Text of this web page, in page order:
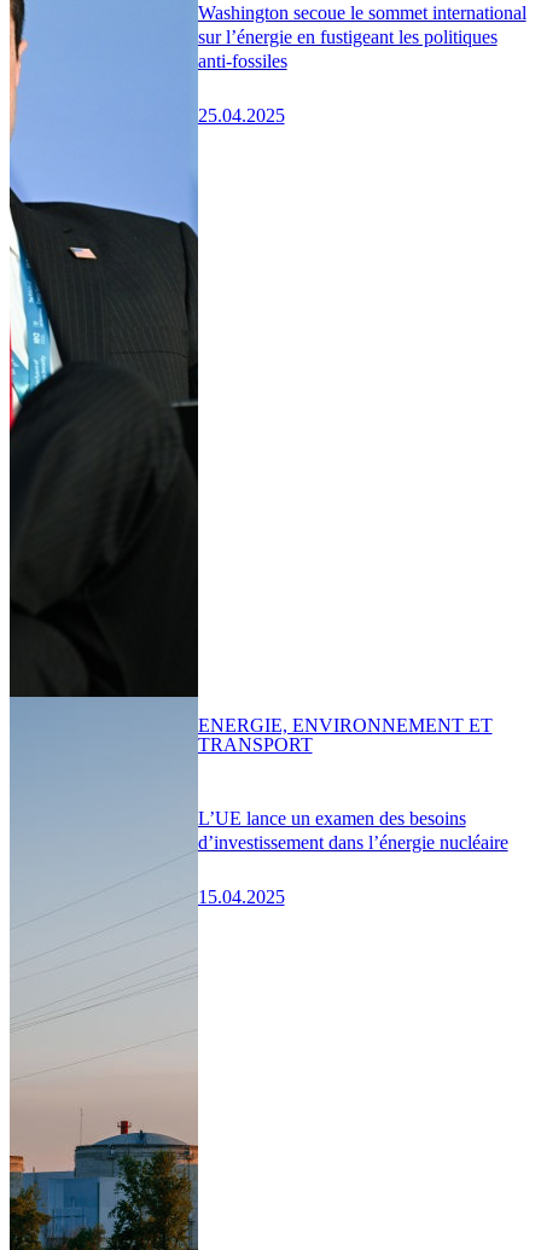
Washington secoue le sommet international
sur l’énergie en fustigeant les politiques
anti-fossiles
25.04.2025
L’UE lance un examen des besoins
d’investissement dans l’énergie nucléaire
15.04.2025
ENERGIE, ENVIRONNEMENT ET
TRANSPORT